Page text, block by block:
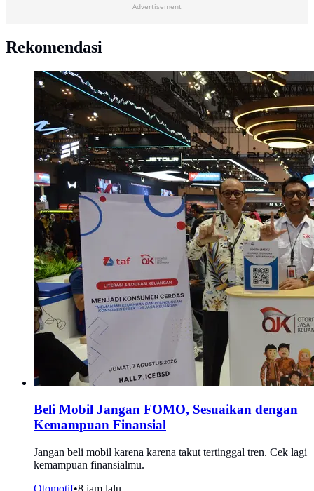
Advertisement
Rekomendasi
Beli Mobil Jangan FOMO, Sesuaikan dengan
Kemampuan Finansial
Jangan beli mobil karena karena takut tertinggal tren. Cek lagi
kemampuan finansialmu.